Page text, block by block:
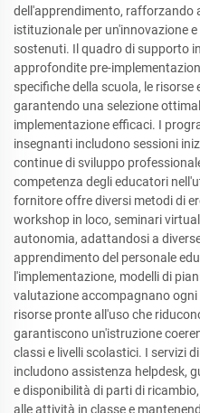
dell'apprendimento, rafforzando
istituzionale per un'innovazione
sostenuti. Il quadro di supporto
approfondite pre-
specifiche della scuola, le
garantendo una selezione
implementazione efficaci. I
insegnanti includono sessioni
continue di sviluppo
competenza degli educatori
fornitore offre diversi metodi di
workshop in loco, seminari
autonomia, adattandosi a
apprendimento del personale
l'implementazione, modelli di
valutazione accompagnano
risorse pronte all'uso che
garantiscono un'istruzione
classi e livelli scolastici. I servizi
includono assistenza helpdesk,
e disponibilità di parti di
alle attività in classe e